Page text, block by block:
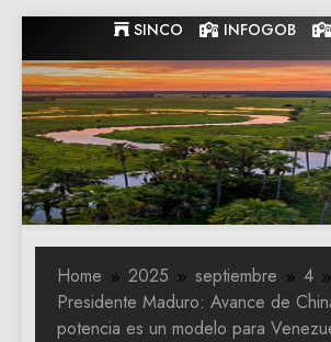
to
content
SINCO INFOGOB
de
Home 2025 septiembre
4
Presidente Maduro: Avance de
potencia es un modelo para